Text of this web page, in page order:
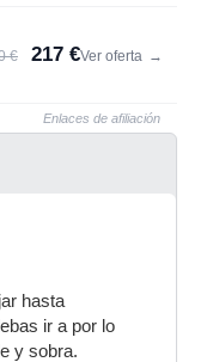
€ 217 €Ver oferta →
Enlaces de afiliación
hasta
ir a por lo
y sobra.